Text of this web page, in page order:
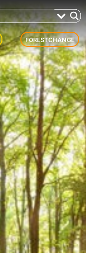
FORESTCHANGE